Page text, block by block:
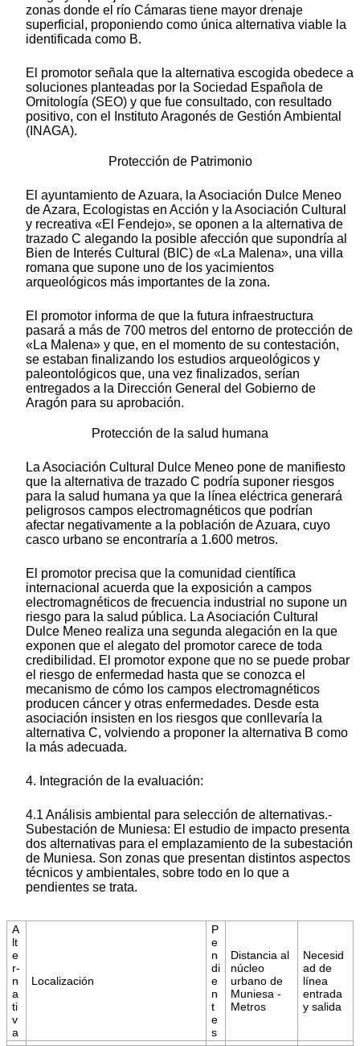
zonas donde el río Cámaras tiene mayor drenaje
superficial, proponiendo como única alternativa viable la
identificada como B.
El promotor señala que la alternativa escogida obedece a
soluciones planteadas por la Sociedad Española de
Ornitología (SEO) y que fue consultado, con resultado
positivo, con el Instituto Aragonés de Gestión Ambiental
(INAGA).
Protección de Patrimonio
El ayuntamiento de Azuara, la Asociación Dulce Meneo
de Azara, Ecologistas en Acción y la Asociación Cultural
y recreativa «El Fendejo», se oponen a la alternativa de
trazado C alegando la posible afección que supondría al
Bien de Interés Cultural (BIC) de «La Malena», una villa
romana que supone uno de los yacimientos
arqueológicos más importantes de la zona.
El promotor informa de que la futura infraestructura
pasará a más de 700 metros del entorno de protección de
«La Malena» y que, en el momento de su contestación,
se estaban finalizando los estudios arqueológicos y
paleontológicos que, una vez finalizados, serían
entregados a la Dirección General del Gobierno de
Aragón para su aprobación.
Protección de la salud humana
La Asociación Cultural Dulce Meneo pone de manifiesto
que la alternativa de trazado C podría suponer riesgos
para la salud humana ya que la línea eléctrica generará
peligrosos campos electromagnéticos que podrían
afectar negativamente a la población de Azuara, cuyo
casco urbano se encontraría a 1.600 metros.
El promotor precisa que la comunidad científica
internacional acuerda que la exposición a campos
electromagnéticos de frecuencia industrial no supone un
riesgo para la salud pública. La Asociación Cultural
Dulce Meneo realiza una segunda alegación en la que
exponen que el alegato del promotor carece de toda
credibilidad. El promotor expone que no se puede probar
el riesgo de enfermedad hasta que se conozca el
mecanismo de cómo los campos electromagnéticos
producen cáncer y otras enfermedades. Desde esta
asociación insisten en los riesgos que conllevaría la
alternativa C, volviendo a proponer la alternativa B como
la más adecuada.
4. Integración de la evaluación:
4.1 Análisis ambiental para selección de alternativas.-
Subestación de Muniesa: El estudio de impacto presenta
dos alternativas para el emplazamiento de la subestación
de Muniesa. Son zonas que presentan distintos aspectos
técnicos y ambientales, sobre todo en lo que a
pendientes se trata.
A
lt
e
r-
n
a
ti
v
a
Localización
P
e
n
di
e
n
t
e
s
Distancia al
núcleo
urbano de
Muniesa -
Metros
Necesid
ad de
línea
entrada
y salida